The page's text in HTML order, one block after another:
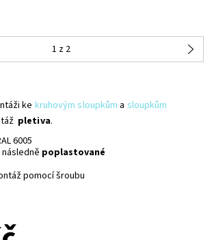
1 z 2
ke kruhovým sloupkům a sloupkům
pletiva.
6005
poplastované
pomocí šroubu